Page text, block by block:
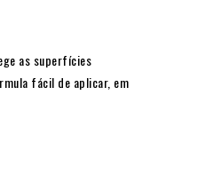
as superfícies
fácil de aplicar, em